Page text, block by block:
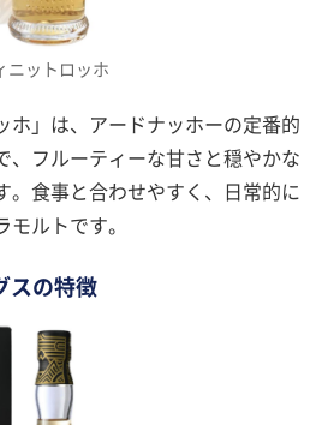
ニットロッホ
ホ」は、アードナッホーの定番的
、フルーティーな甘さと穏やかな
。食事と合わせやすく、日常的に
モルトです。
スの特徴